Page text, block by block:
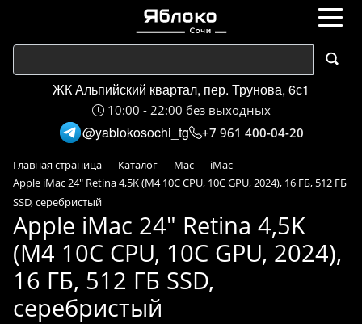
ЖК Альпийский квартал, пер. Трунова, 6с1
10:00 - 22:00 без выходных
@yablokosochi_tg +7 961 400-04-20
Главная страница Каталог Mac
iMac
Apple iMac 24" Retina 4,5K (M4 10C CPU, 10C GPU, 2024), 16 ГБ, 512 ГБ
SSD, серебристый
Apple iMac 24" Retina 4,5K
(M4 10C CPU, 10C GPU, 2024),
16 ГБ, 512 ГБ SSD,
серебристый